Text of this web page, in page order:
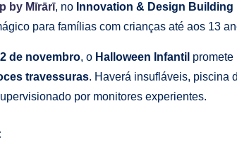
by Mīrārī, no Innovation & Design Building
para famílias com crianças até aos 13
de novembro, o Halloween Infantil promete
travessuras. Haverá insufláveis, piscina
por monitores experientes.